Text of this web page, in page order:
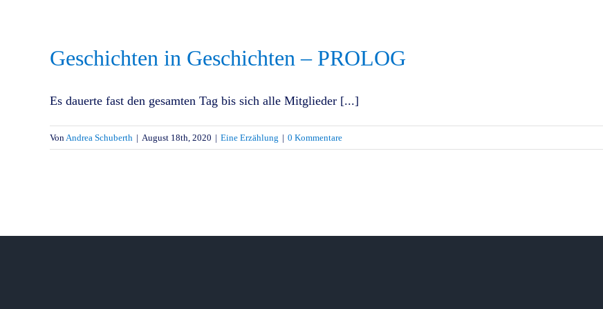
Geschichten in Geschichten – PROLOG
Es dauerte fast den gesamten Tag bis sich alle Mitglieder [...]
VonAndrea Schuberth | August 18th, 2020 | Eine Erzählung | 0 Kommentare